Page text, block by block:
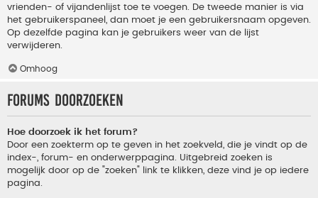
vrienden- of vijandenlijst toe te voegen. De tweede manier is via
het gebruikerspaneel, dan moet je een gebruikersnaam opgeven.
Op dezelfde pagina kan je gebruikers weer van de lijst
verwijderen.
Omhoog
Forums doorzoeken
Hoe doorzoek ik het forum?
Door een zoekterm op te geven in het zoekveld, die je vindt op de
index-, forum- en onderwerppagina. Uitgebreid zoeken is
mogelijk door op de "zoeken" link te klikken, deze vind je op iedere
pagina.